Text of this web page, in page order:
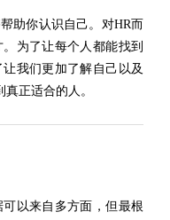
助你认识自己。对HR而
为了让每个人都能找到
我们更加了解自己以及
正适合的人。
以来自多方面，但最根